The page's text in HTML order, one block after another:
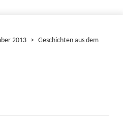
2013 > Geschichten aus dem